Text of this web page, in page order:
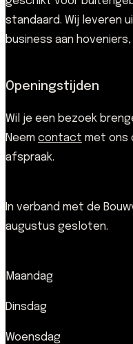
standaard. Wij leveren
business aan
Openingstijden
Wil je een bezoek
Neem contact met ons
afspraak.
In verband met de
augustus gesloten.
Maandag
Dinsdag
Woensdag